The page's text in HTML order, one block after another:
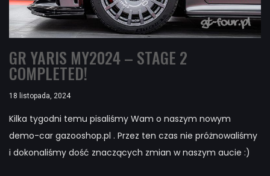
GR YARIS MY2024 – STAGE 2
COMPLETED!
18 listopada, 2024
Kilka tygodni temu pisaliśmy Wam o naszym nowym
demo-car gazooshop.pl . Przez ten czas nie próżnowaliśmy
i dokonaliśmy dość znaczących zmian w naszym aucie :)